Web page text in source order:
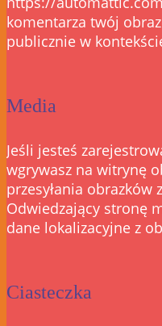
komentarza twój
publicznie w
Media
Jeśli jesteś
wgrywasz na witrynę
przesyłania obrazków
Odwiedzający stronę
dane lokalizacyjne z
Ciasteczka